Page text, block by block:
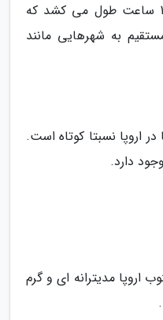
پرواز از ایران به کانادا حداقل 12 ساعت طول می کشد که
به شهرهایی مانند
اروپا نسبتا کوتاه است.
دارد.
اروپا مدیترانه ای و گرم